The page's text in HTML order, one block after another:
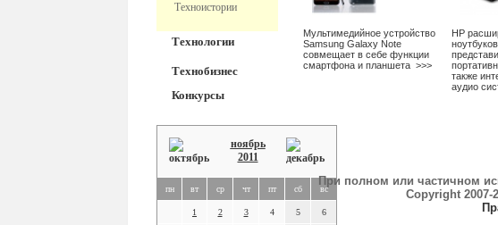
Техноистории
Технологии
Технобизнес
Конкурсы
ноябрь
2011
пн вт ср чт пт сб вс
1 2 3 4 5 6
Мультимедийное устройство
Samsung Galaxy Note
совмещает в себе функции
смартфона и планшета >>>
HP
также
аудио
При полном или частичном
Copyright 2007-